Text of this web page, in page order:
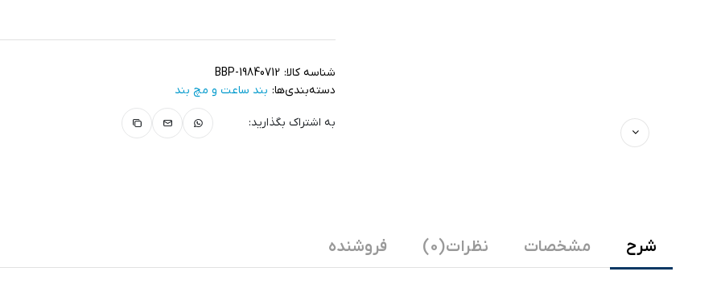
شناسه کالا: BBP-19840712
دسته‌بندی‌ها: بند ساعت و مچ‌ بند
به اشتراک بگذارید:
شرح مشخصات نظرات (0) فروشنده